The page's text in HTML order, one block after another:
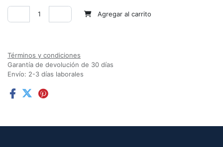
Agregar al carrito
Términos y condiciones
Garantía de devolución de 30 días
Envío: 2-3 días laborales